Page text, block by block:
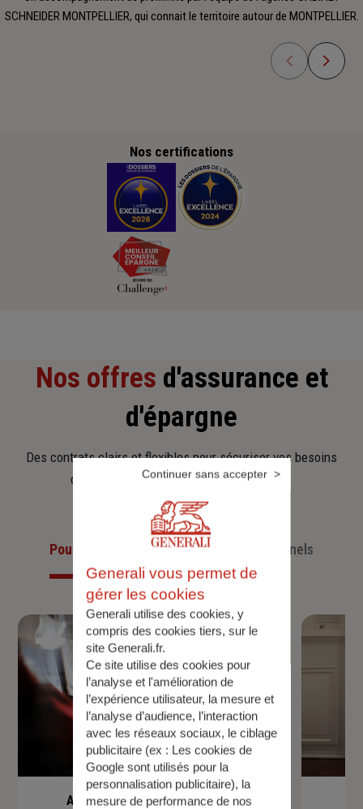
SCHNEIDER MONTPELLIER, qui connait le territoire autour de MONTPELLIER.
Nos certifications
Nos offres d'assurance et
d'épargne
Des contrats clairs et flexibles pour sécuriser vos besoins
d’aujourd’hui et anticiper ceux de demain.
Pour les particuliersPour les professionnels
Assurance de prêt immobilier
Generali vous permet de
gérer les cookies
Generali utilise des cookies, y
compris des cookies tiers, sur le
site Generali.fr.
Ce site utilise des cookies pour
l’analyse et l'amélioration de
l’expérience utilisateur, la mesure et
l’analyse d’audience, l’interaction
avec les réseaux sociaux, le ciblage
publicitaire (ex : Les cookies de
Google sont utilisés pour la
personnalisation publicitaire), la
mesure de performance de nos
Continuer sans accepter